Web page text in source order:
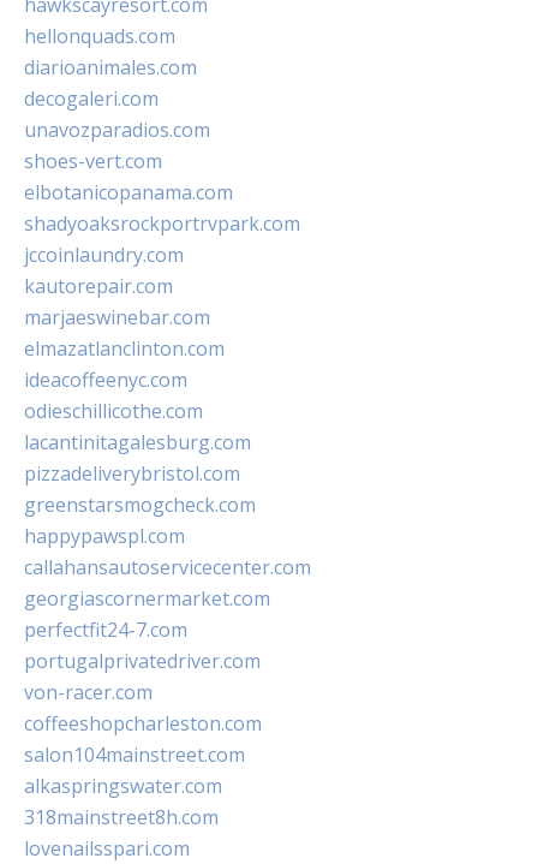
hellonquads.com
diarioanimales.com
decogaleri.com
unavozparadios.com
shoes-vert.com
elbotanicopanama.com
shadyoaksrockportrvpark.com
jccoinlaundry.com
kautorepair.com
marjaeswinebar.com
elmazatlanclinton.com
ideacoffeenyc.com
odieschillicothe.com
lacantinitagalesburg.com
pizzadeliverybristol.com
greenstarsmogcheck.com
happypawspl.com
callahansautoservicecenter.com
georgiascornermarket.com
perfectfit24-7.com
portugalprivatedriver.com
von-racer.com
coffeeshopcharleston.com
salon104mainstreet.com
alkaspringswater.com
318mainstreet8h.com
lovenailsspari.com